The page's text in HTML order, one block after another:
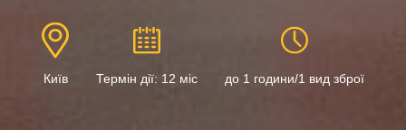
Київ Термін дії: 12 міс до 1 години/1 вид зброї